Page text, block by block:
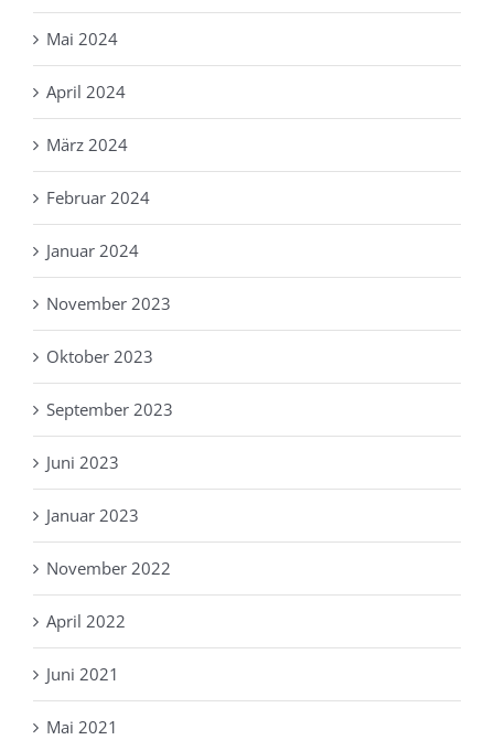
Mai 2024
April 2024
März 2024
Februar 2024
Januar 2024
November 2023
Oktober 2023
September 2023
Juni 2023
Januar 2023
November 2022
April 2022
Juni 2021
Mai 2021